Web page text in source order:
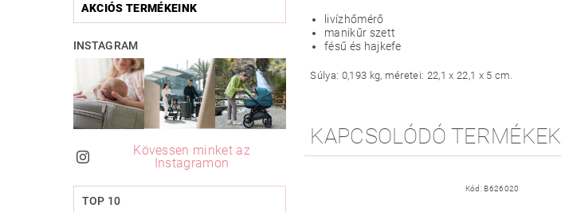
AKCIÓS TERMÉKEINK
INSTAGRAM
Kövessen minket az
Instagramon
TOP 10
livízhőmérő
manikűr szett
fésű és hajkefe
Súlya: 0,193 kg, méretei: 22,1 x 22,1 x 5 cm.
KAPCSOLÓDÓ TERMÉKEK
Kód: B626020